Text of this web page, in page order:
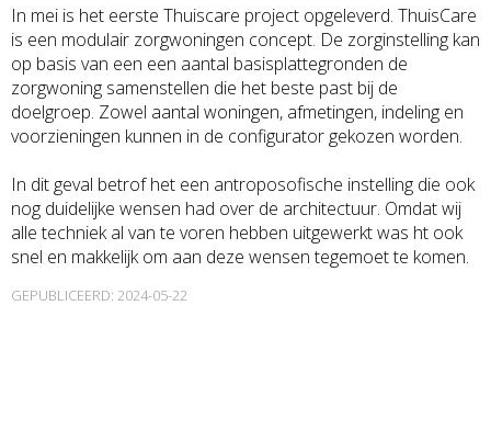
In mei is het eerste Thuiscare project opgeleverd. ThuisCare
is een modulair zorgwoningen concept. De zorginstelling kan
op basis van een een aantal basisplattegronden de
zorgwoning samenstellen die het beste past bij de
doelgroep. Zowel aantal woningen, afmetingen, indeling en
voorzieningen kunnen in de configurator gekozen worden.
In dit geval betrof het een antroposofische instelling die ook
nog duidelijke wensen had over de architectuur. Omdat wij
alle techniek al van te voren hebben uitgewerkt was ht ook
snel en makkelijk om aan deze wensen tegemoet te komen.
GEPUBLICEERD: 2024-05-22